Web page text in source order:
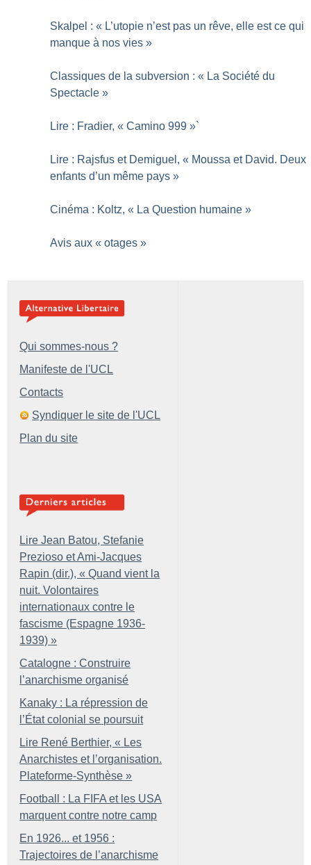
Skalpel : « L’utopie n’est pas un rêve, elle est ce qui
manque à nos vies »
Classiques de la subversion : « La Société du
Spectacle »
Lire : Fradier, « Camino 999 »`
Lire : Rajsfus et Demiguel, « Moussa et David. Deux
enfants d’un même pays »
Cinéma : Koltz, « La Question humaine »
Avis aux « otages »
Qui sommes-nous ?
Manifeste de l'UCL
Contacts
Syndiquer le site de l'UCL
Plan du site
Lire Jean Batou, Stefanie
Prezioso et Ami-Jacques
Rapin (dir.), « Quand vient la
nuit. Volontaires
internationaux contre le
fascisme (Espagne 1936-
1939) »
Catalogne : Construire
l’anarchisme organisé
Kanaky : La répression de
l’État colonial se poursuit
Lire René Berthier, « Les
Anarchistes et l’organisation.
Plateforme-Synthèse »
Football : La FIFA et les USA
marquent contre notre camp
En 1926... et 1956 :
Trajectoires de l’anarchisme